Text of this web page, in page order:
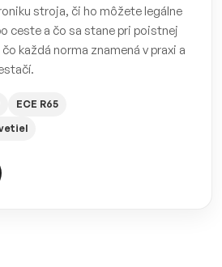
stroja, či ho môžete legálne
ceste a čo sa stane pri poistnej
každá norma znamená v praxi a
ECE R65